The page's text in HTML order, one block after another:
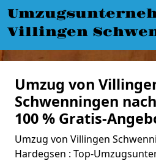
Villingen
Umzug von
Schwenningen
100 % Gratis-
Umzug von Villingen
Hardegsen : Top-